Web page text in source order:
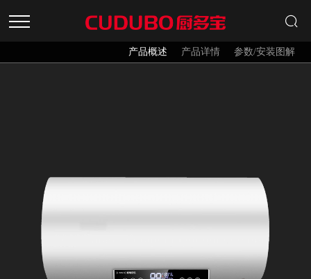
首页
新闻资讯
服务中心
参数/安装图解
产品详情
产品概述